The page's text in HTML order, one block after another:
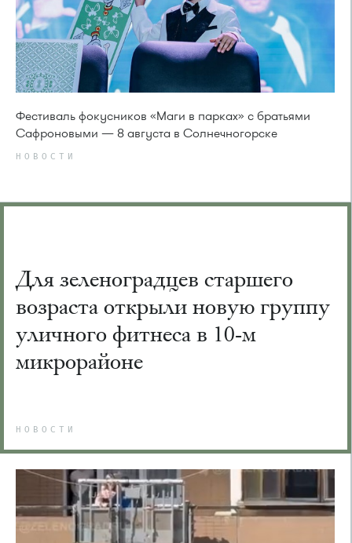
Фестиваль фокусников «Маги в парках» с братьями
Сафроновыми — 8 августа в Солнечногорске
НОВОСТИ
Для зеленоградцев старшего
возраста открыли новую группу
уличного фитнеса в 10-м
микрорайоне
НОВОСТИ